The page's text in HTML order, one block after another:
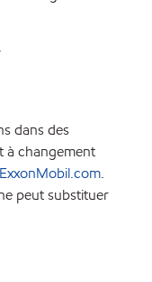
dans des
à changement
.
peut substituer